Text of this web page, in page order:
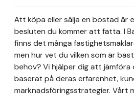
Att köpa eller sälja en bostad är
besluten du kommer att fatta. I
finns det många
men hur vet du vilken som är
behov? Vi hjälper dig att jämföra
baserat på deras erfarenhet,
marknadsföringsstrategier. Vårt